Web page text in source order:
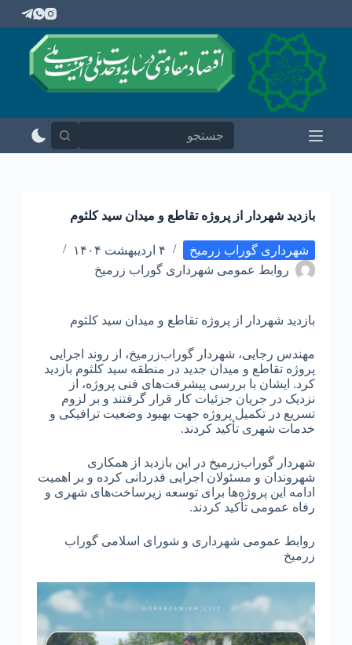
ر
ت
بازدید شهردار از پروژه تقاطع و میدان سید کلثوم
شهرداری گوراب زرمیخ
۴ اردیبهشت ۱۴۰۴
روابط عمومی شهرداری گوراب زرمیخ
بازدید شهردار از پروژه تقاطع و میدان سید کلثوم
مهندس رجایی، شهردار گوراب‌زرمیخ، از روند اجرایی
پروژه تقاطع و میدان جدید در منطقه سید کلثوم بازدید
کرد. ایشان با بررسی پیشرفت‌های فنی پروژه، از
نزدیک در جریان جزئیات کار قرار گرفتند و بر لزوم
تسریع در تکمیل پروژه جهت بهبود وضعیت ترافیکی و
خدمات شهری تأکید کردند.
شهردار گوراب‌زرمیخ در این بازدید از همکاری
شهروندان و مسئولان اجرایی قدردانی کرده و بر اهمیت
ادامه این پروژه‌ها برای توسعه زیرساخت‌های شهری و
رفاه عمومی تأکید کردند.
روابط عمومی شهرداری و شورای اسلامی گوراب
زرمیخ